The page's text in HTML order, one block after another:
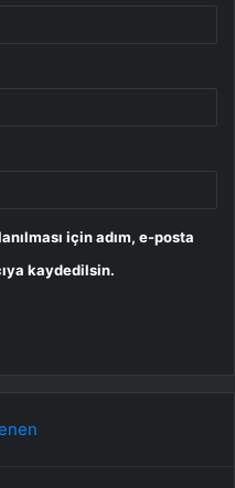
için adım, e-posta
kaydedilsin.